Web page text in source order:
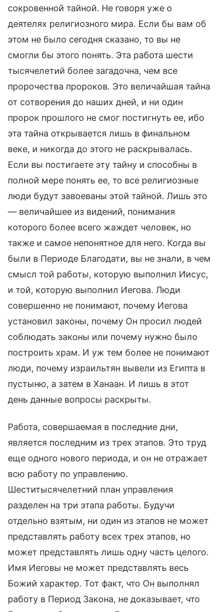
сокровенной тайной. Не говоря уже о
деятелях религиозного мира. Если бы вам об
этом не было сегодня сказано, то вы не
смогли бы этого понять. Эта работа шести
тысячелетий более загадочна, чем все
пророчества пророков. Это величайшая тайна
от сотворения до наших дней, и ни один
пророк прошлого не смог постигнуть ее, ибо
эта тайна открывается лишь в финальном
веке, и никогда до этого не раскрывалась.
Если вы постигаете эту тайну и способны в
полной мере понять ее, то все религиозные
люди будут завоеваны этой тайной. Лишь это
— величайшее из видений, понимания
которого более всего жаждет человек, но
также и самое непонятное для него. Когда вы
были в Периоде Благодати, вы не знали, в чем
смысл той работы, которую выполнил Иисус,
и той, которую выполнил Иегова. Люди
совершенно не понимают, почему Иегова
установил законы, почему Он просил людей
соблюдать законы или почему нужно было
построить храм. И уж тем более не понимают
люди, почему израильтян вывели из Египта в
пустыню, а затем в Ханаан. И лишь в этот
день данные вопросы раскрыты.
Работа, совершаемая в последние дни,
является последним из трех этапов. Это труд
еще одного нового периода, и он не отражает
всю работу по управлению.
Шеститысячелетний план управления
разделен на три этапа работы. Будучи
отдельно взятым, ни один из этапов не может
представлять работу всех трех этапов, но
может представлять лишь одну часть целого.
Имя Иеговы не может представлять весь
Божий характер. Тот факт, что Он выполнял
работу в Период Закона, не доказывает, что